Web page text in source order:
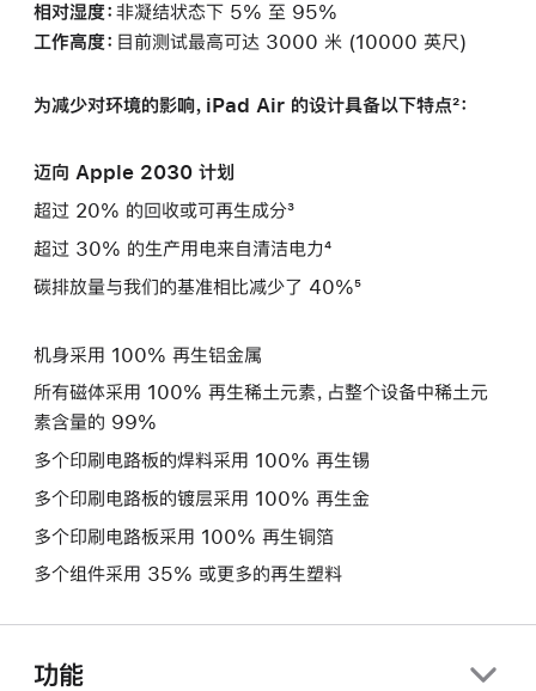
相对湿度： 非凝结状态下 5% 至 95%
工作高度： 目前测试最高可达 3000 米 (10000 英尺)
为减少对环境的影响，iPad Air 的设计具备以下特点²：
迈向 Apple 2030 计划
超过 20% 的回收或可再生成分³
超过 30% 的生产用电来自清洁电力⁴
碳排放量与我们的基准相比减少了 40%⁵
机身采用 100% 再生铝金属
所有磁体采用 100% 再生稀土元素，占整个设备中稀土元
素含量的 99%
多个印刷电路板的焊料采用 100% 再生锡
多个印刷电路板的镀层采用 100% 再生金
多个印刷电路板采用 100% 再生铜箔
多个组件采用 35% 或更多的再生塑料
功能